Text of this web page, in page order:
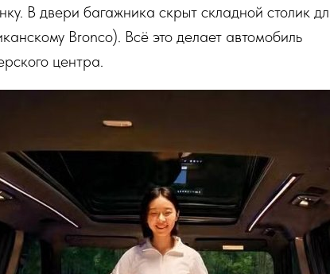
В двери багажника скрыт складной столик
Bronco). Всё это делает автомобиль
центра.